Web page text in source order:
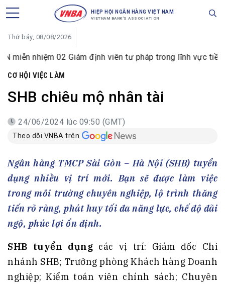
HIỆP HỘI NGÂN HÀNG VIỆT NAM
VIETNAM BANK'S ASSOCIATION
Thứ bảy, 08/08/2026
nhiệm 02 Giám định viên tư pháp trong lĩnh vực tiền tệ và
CƠ HỘI VIỆC LÀM
SHB chiêu mộ nhân tài
24/06/2024 lúc 09:50 (GMT)
Theo dõi VNBA trên
Ngân hàng TMCP Sài Gòn – Hà Nội (SHB) tuyển
dụng nhiều vị trí mới. Bạn sẽ được làm việc
trong môi trường chuyên nghiệp, lộ trình thăng
tiến rõ ràng, phát huy tối đa năng lực, chế độ đãi
ngộ, phúc lợi ổn định.
SHB tuyển dụng các vị trí: Giám đốc Chi
nhánh SHB; Trưởng phòng Khách hàng Doanh
nghiệp; Kiểm toán viên chính sách; Chuyên